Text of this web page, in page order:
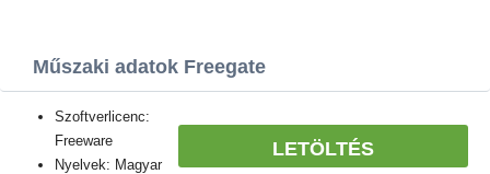
Műszaki adatok Freegate
LETÖLTÉS
Szoftverlicenc:
Freeware
Nyelvek: Magyar